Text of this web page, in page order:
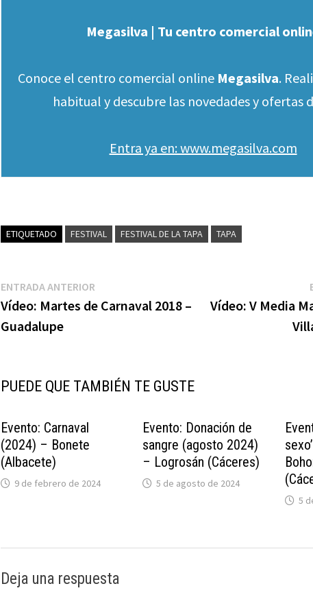
Megasilva | Tu centro comercial
Conoce el centro comercial online Megasilva.
habitual y descubre las novedades y ofertas
Entra ya en: www.megasilva.com
ETIQUETADO FESTIVAL FESTIVAL DE LA TAPA TAPA
Navegación
de
entradas
ENTRADA ANTERIOREntrada
anterior:
Vídeo: Martes de Carnaval 2018 –
Guadalupe
Vídeo: V Media
PUEDE QUE TAMBIÉN TE GUSTE
Evento: Carnaval
(2024) – Bonete
(Albacete)
9 de febrero de 2024
Evento: Donación de
sangre (agosto 2024)
– Logrosán (Cáceres)
5 de agosto de 2024
5
Deja una respuesta